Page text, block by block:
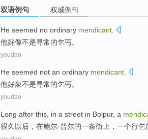
双语例句 权威例句
He seemed no ordinary mendicant
他好像不是寻常的乞丐。
youdao
He seemed not an ordinary mendicant
他好象不是寻常的乞丐。
youdao
Long after this , in a street in Bolpur, a
很久 以后 ， 在鲍尔·普尔的一条街 上， 一个行乞